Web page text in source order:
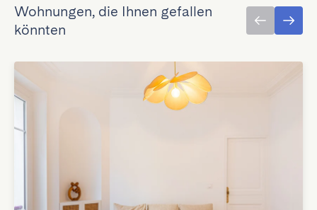
Wohnungen, die Ihnen gefallen
könnten